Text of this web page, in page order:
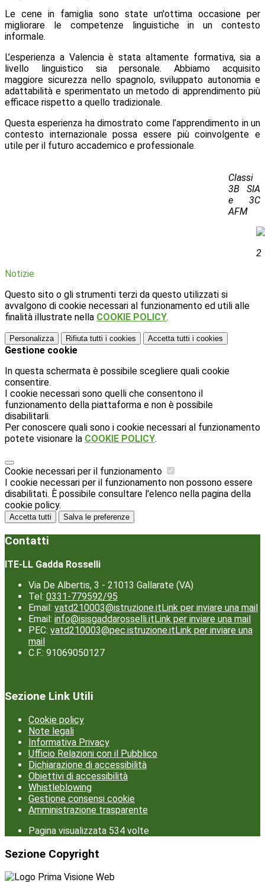
Le cene in famiglia sono state un'ottima occasione per
migliorare le competenze linguistiche in un contesto
informale.
L’esperienza a Valencia è stata altamente formativa, sia a
livello linguistico sia personale. Abbiamo acquisito
maggiore sicurezza nello spagnolo, sviluppato autonomia e
adattabilità e sperimentato un metodo di apprendimento più
efficace rispetto a quello tradizionale.
Questa esperienza ha dimostrato come l’apprendimento in un
contesto internazionalepossa essere più coinvolgente e
utile per il futuro accademico e professionale.
Classi
3B SIA
e 3C
AFM
Notizie
Questo sito o gli strumenti terzi da questo utilizzati si
avvalgono di cookie necessari al funzionamento ed utili alle
finalità illustrate nella COOKIE POLICY.
Personalizza Rifiuta tutti i cookies Accetta tutti i cookies
Gestione cookie
In questa schermata è possibile scegliere quali cookie
consentire.
I cookie necessari sono quelli che consentono il
funzionamento della piattaforma e non è possibile
disabilitarli.
Per conoscere quali sono i cookie necessari al funzionamento
potete visionare la COOKIE POLICY.
Cookie necessari per il funzionamento
I cookie necessari per il funzionamento non possono essere
disabilitati. È possibile consultare l'elenco nella pagina della
cookie policy.
Accetta tutti Salva le preferenze
Contatti
ITE-LL Gadda Rosselli
Via De Albertis, 3 - 21013 Gallarate (VA)
Tel: 0331-779592/95
Email: vatd210003@istruzione.itLink per inviare una mail
Email: info@isisgaddarosselli.itLink per inviare una mail
PEC: vatd210003@pec.istruzione.itLink per inviare una
mail
C.F.: 91069050127
Sezione Link Utili
Cookie policy
Note legali
Informativa Privacy
Ufficio Relazioni con il Pubblico
Dichiarazione di accessibilità
Obiettivi di accessibilità
Whistleblowing
Gestione consensi cookie
Amministrazione trasparente
Pagina visualizzata 534 volte
Sezione Copyright